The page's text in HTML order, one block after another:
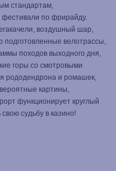
стандартам,
фестивали по фрирайду.
воздушный шар,
подготовленные велотрассы,
походов выходного дня,
горы со смотровыми
рододендрона и ромашек,
картины,
функционирует круглый
судьбу в казино!